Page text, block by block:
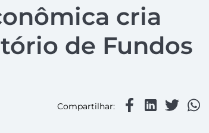
cria
de Fundos
Compartilhar: